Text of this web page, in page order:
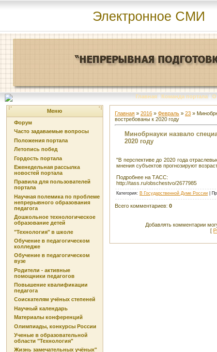
Электронное СМИ
Главная | Команда портала | О
Меню
Форум
Часто задаваемые вопросы
Положения портала
Летопись побед
Гордость портала
Еженедельная рассылка
новостей портала
Правила для пользователей
портала
Научная полемика по проблеме
непрерывного образования
педагога
Дошкольное технологическое
образование детей
"Технология" в школе
Обучение в педагогическом
колледже
Обучение в педагогическом
вузе
Родители - активные
помощники педагогов
Повышение квалификации
педагога
Соискателям учёных степеней
Научный календарь
Материалы конференций
Олимпиады, конкурсы России
Ученые в образовательной
области "Технология"
Жизнь замечательных учёных"
Главная » 2016 » Февраль » 23 »
востребованы к 2020 году
Минобрнауки назвало
2020 году
"В перспективе до 2020 года
мнения субъектов прогнозируют
Подробнее на ТАСС:
http://tass.ru/obschestvo/2677985
Категория: В Государственной Думе России
Всего комментариев: 0
Добавлять комментарии
[